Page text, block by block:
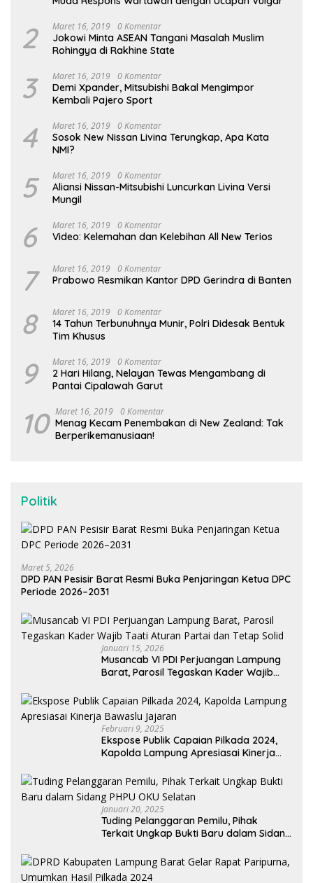
2 Maret 16, 2019 0 Komentar
Jokowi Minta ASEAN Tangani Masalah Muslim
Rohingya di Rakhine State
3 Maret 16, 2019 0 Komentar
Demi Xpander, Mitsubishi Bakal Mengimpor
Kembali Pajero Sport
4 Maret 16, 2019 0 Komentar
Sosok New Nissan Livina Terungkap, Apa Kata
NMI?
5 Maret 16, 2019 0 Komentar
Aliansi Nissan-Mitsubishi Luncurkan Livina Versi
Mungil
6 Maret 16, 2019 0 Komentar
Video: Kelemahan dan Kelebihan All New Terios
7 Maret 16, 2019 0 Komentar
Prabowo Resmikan Kantor DPD Gerindra di Banten
8 Maret 16, 2019 0 Komentar
14 Tahun Terbunuhnya Munir, Polri Didesak Bentuk
Tim Khusus
9 Maret 16, 2019 0 Komentar
2 Hari Hilang, Nelayan Tewas Mengambang di
Pantai Cipalawah Garut
10 Maret 16, 2019 0 Komentar
Menag Kecam Penembakan di New Zealand: Tak
Berperikemanusiaan!
Politik
Maret 5, 2026
DPD PAN Pesisir Barat Resmi Buka Penjaringan Ketua DPC
Periode 2026–2031
Januari 15, 2026
Musancab VI PDI Perjuangan Lampung
Barat, Parosil Tegaskan Kader Wajib
Februari 9, 2025
Ekspose Publik Capaian Pilkada 2024,
Kapolda Lampung Apresiasai Kinerja
Januari 20, 2025
Tuding Pelanggaran Pemilu, Pihak
Terkait Ungkap Bukti Baru dalam Sidang